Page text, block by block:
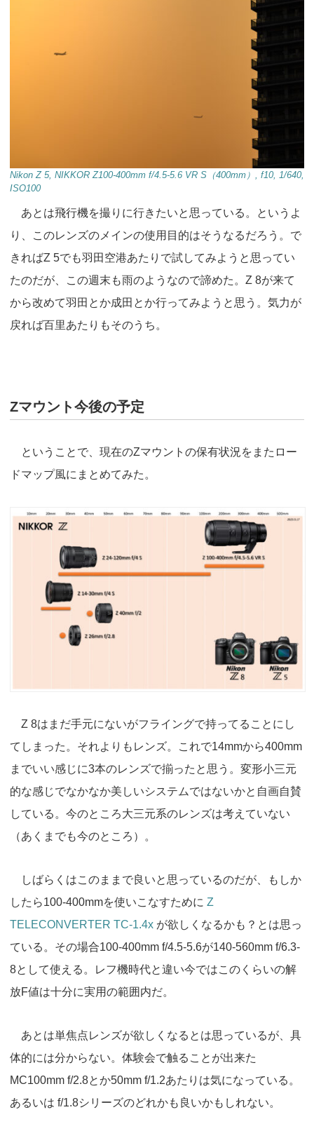
Nikon Z 5, NIKKOR Z100-400mm f/4.5-5.6 VR S（400mm）, f10, 1/640,
ISO100
あとは飛行機を撮りに行きたいと思っている。というよ
り、このレンズのメインの使用目的はそうなるだろう。で
きればZ 5でも羽田空港あたりで試してみようと思ってい
たのだが、この週末も雨のようなので諦めた。Z 8が来て
から改めて羽田とか成田とか行ってみようと思う。気力が
戻れば百里あたりもそのうち。
Zマウント今後の予定
ということで、現在のZマウントの保有状況をまたロー
ドマップ風にまとめてみた。
Z 8はまだ手元にないがフライングで持ってることにし
てしまった。それよりもレンズ。これで14mmから400mm
までいい感じに3本のレンズで揃ったと思う。変形小三元
的な感じでなかなか美しいシステムではないかと自画自賛
している。今のところ大三元系のレンズは考えていない
（あくまでも今のところ）。
しばらくはこのままで良いと思っているのだが、もしか
したら100-400mmを使いこなすために Z
TELECONVERTER TC-1.4x が欲しくなるかも？とは思っ
ている。その場合100-400mm f/4.5-5.6が140-560mm f/6.3-
8として使える。レフ機時代と違い今ではこのくらいの解
放F値は十分に実用の範囲内だ。
あとは単焦点レンズが欲しくなるとは思っているが、具
体的には分からない。体験会で触ることが出来た
MC100mm f/2.8とか50mm f/1.2あたりは気になっている。
あるいは f/1.8シリーズのどれかも良いかもしれない。